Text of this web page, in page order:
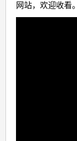
网站，欢迎收看。